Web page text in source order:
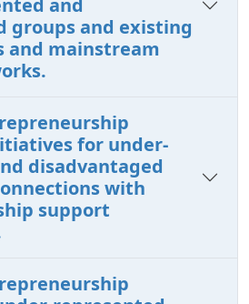
groups and existing
and mainstream
for under-
disadvantaged
with
support